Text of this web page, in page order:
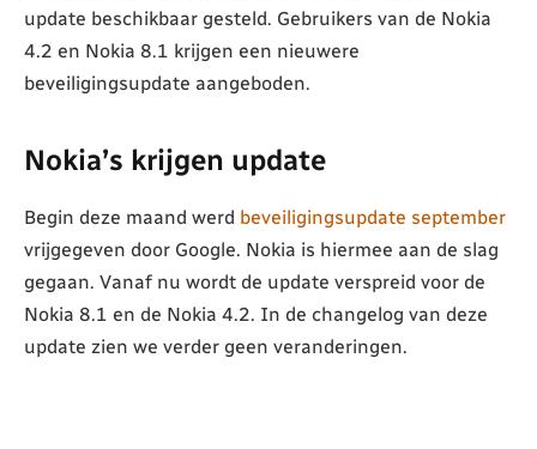
update beschikbaar gesteld. Gebruikers van de Nokia
4.2 en Nokia 8.1 krijgen een nieuwere
beveiligingsupdate aangeboden.
Nokia’s krijgen update
Begin deze maand werd beveiligingsupdate september
vrijgegeven door Google. Nokia is hiermee aan de slag
gegaan. Vanaf nu wordt de update verspreid voor de
Nokia 8.1 en de Nokia 4.2. In de changelog van deze
update zien we verder geen veranderingen.